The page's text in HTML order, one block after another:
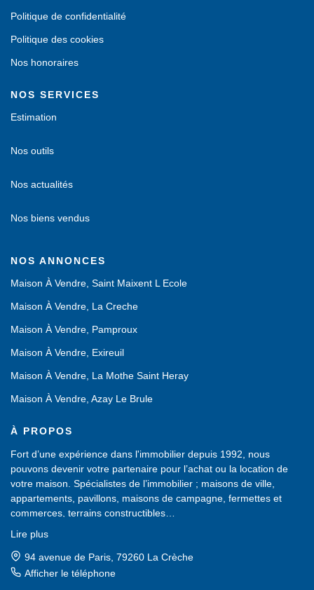
Politique de confidentialité
Politique des cookies
Nos honoraires
NOS SERVICES
Estimation
Nos outils
Nos actualités
Nos biens vendus
NOS ANNONCES
Maison À Vendre, Saint Maixent L Ecole
Maison À Vendre, La Creche
Maison À Vendre, Pamproux
Maison À Vendre, Exireuil
Maison À Vendre, La Mothe Saint Heray
Maison À Vendre, Azay Le Brule
À PROPOS
Fort d’une expérience dans l'immobilier depuis 1992, nous
pouvons devenir votre partenaire pour l’achat ou la location de
votre maison. Spécialistes de l’immobilier ; maisons de ville,
appartements, pavillons, maisons de campagne, fermettes et
commerces, terrains constructibles…
renouvelé, dans les Deux-Sèvres (79).
Une équipe de professionnels est à votre service pour vous aider
dans votre recherche d'achat ou de location et vous proposer des
Lire plus
1 route de Pamproux, 79800 La Mothe-Saint-Héray
Afficher le téléphone